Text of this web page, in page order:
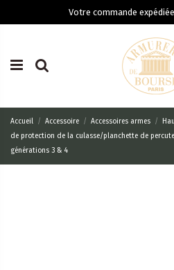
Votre commande
Accueil Accessoire Accessoires armes
de protection de la culasse/planchette de
générations 3 & 4